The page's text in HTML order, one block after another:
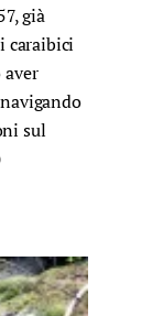
già
caraibici
aver
sul